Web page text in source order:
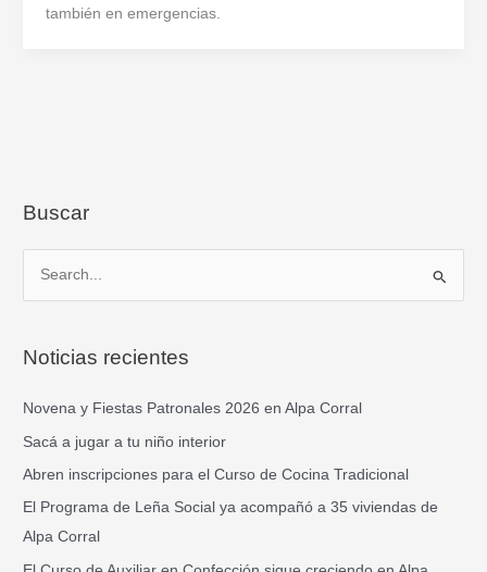
también en emergencias.
Buscar
c
r
:
Noticias recientes
Novena y Fiestas Patronales 2026 en Alpa Corral
Sacá a jugar a tu niño interior
Abren inscripciones para el Curso de Cocina Tradicional
El Programa de Leña Social ya acompañó a 35 viviendas de
Alpa Corral